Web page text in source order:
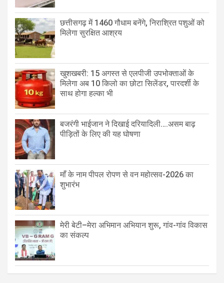
छत्तीसगढ़ में 1460 गौधाम बनेंगे, निराश्रित पशुओं को
मिलेगा सुरक्षित आश्रय
खुशखबरी: 15 अगस्त से एलपीजी उपभोक्ताओं के
मिलेगा अब 10 किलो का छोटा सिलेंडर, पारदर्शी के
साथ होगा हल्का भी
बजरंगी भाईजान ने दिखाई दरियादिली….असम बाढ़
पीड़ितों के लिए की यह घोषणा
माँ के नाम पीपल रोपण से वन महोत्सव-2026 का
शुभारंभ
मेरी बेटी–मेरा अभिमान अभियान शुरू, गांव-गांव विकास
का संकल्प